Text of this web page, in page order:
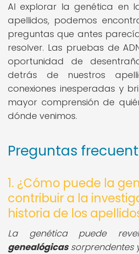
Al explorar la genética en
apellidos, podemos
preguntas que antes
resolver. Las pruebas de
oportunidad de
detrás de nuestros
conexiones inesperadas y
mayor comprensión de
dónde venimos.
Preguntas
1. ¿Cómo puede la
contribuir a la
historia de los
La genética puede
genealógicassorprendentes